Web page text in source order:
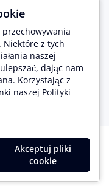
2
17
z tych
naszej
dając nam
Korzystając z
naszej Polityki
Akceptuj pliki
cookie